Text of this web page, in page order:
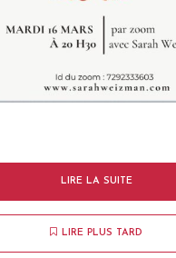
LIRE LA SUITE
LIRE PLUS TARD